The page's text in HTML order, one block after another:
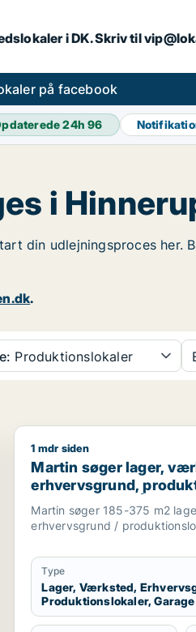
i DK. Skriv til
på facebook
24h96
i
din udlejningsproces
.
Produktionslokaler
garage til leje i Hadsten,
Martin søger lager,
1 mdr siden
Martin søger lager,
erhvervsgrund,
garage til leje i Århus
Risskov m.fl.
Martin søger 185-375 m2
erhvervsgrund /
Type
Lager, Værksted,
Produktionslokaler, Garage